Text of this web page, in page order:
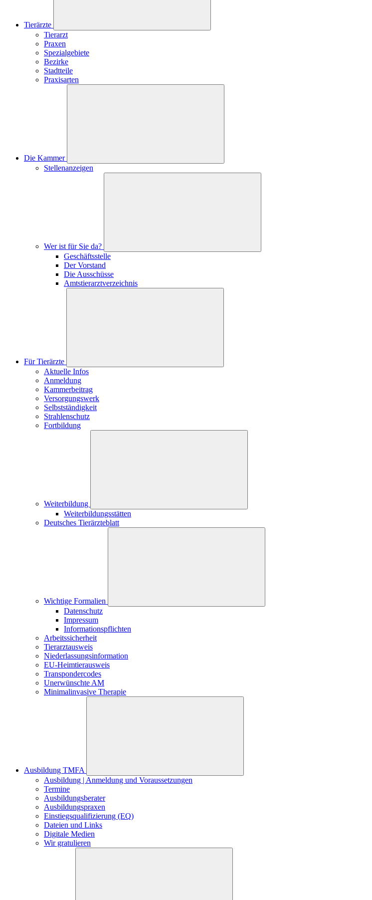
Tierärzte
Tierarzt
Praxen
Spezialgebiete
Bezirke
Stadtteile
Praxisarten
Die Kammer
Stellenanzeigen
Wer ist für Sie da?
Geschäftsstelle
Der Vorstand
Die Ausschüsse
Amtstierarztverzeichnis
Für Tierärzte
Aktuelle Infos
Anmeldung
Kammerbeitrag
Versorgungswerk
Selbstständigkeit
Strahlenschutz
Fortbildung
Weiterbildung
Weiterbildungsstätten
Deutsches Tierärzteblatt
Wichtige Formalien
Datenschutz
Impressum
Informationspflichten
Arbeitssicherheit
Tierarztausweis
Niederlassungsinformation
EU-Heimtierausweis
Transpondercodes
Unerwünschte AM
Minimalinvasive Therapie
Ausbildung TMFA
Ausbildung | Anmeldung und Voraussetzungen
Termine
Ausbildungsberater
Ausbildungspraxen
Einstiegsqualifizierung (EQ)
Dateien und Links
Digitale Medien
Wir gratulieren